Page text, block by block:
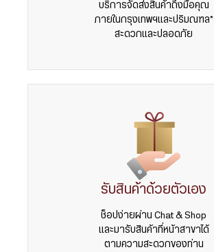
บริการจัดส่งสินค้าถึงมือคุณ
ภายในกรุงเทพฯและปริมณฑล*
สะดวกและปลอดภัย
รับสินค้าด้วยตัวเอง
ช็อปง่ายผ่าน Chat & Shop
และมารับสินค้าที่หน้าสาขาได้
ตามความสะดวกของท่าน